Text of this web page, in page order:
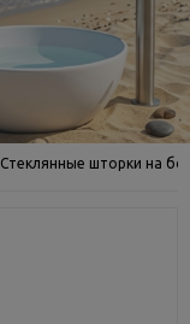
Стеклянные шторки на